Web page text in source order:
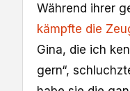
Während ihrer
kämpfte die
Gina, die ich
gern“,